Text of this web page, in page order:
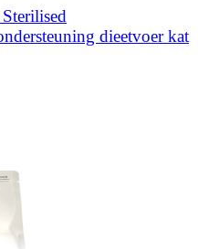
dieetvoer kat